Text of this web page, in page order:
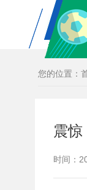
您的位置：
震
时间：